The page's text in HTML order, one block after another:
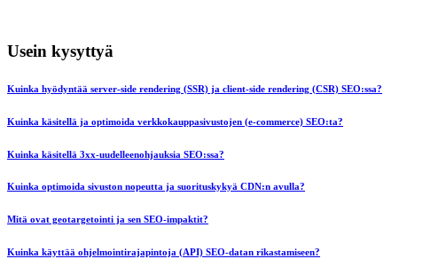
Usein kysyttyä
Kuinka hyödyntää server-side rendering (SSR) ja client-side rendering (CSR) SEO:ssa?
Kuinka käsitellä ja optimoida verkkokauppasivustojen (e-commerce) SEO:ta?
Kuinka käsitellä 3xx-uudelleenohjauksia SEO:ssa?
Kuinka optimoida sivuston nopeutta ja suorituskykyä CDN:n avulla?
Mitä ovat geotargetointi ja sen SEO-impaktit?
Kuinka käyttää ohjelmointirajapintoja (API) SEO-datan rikastamiseen?